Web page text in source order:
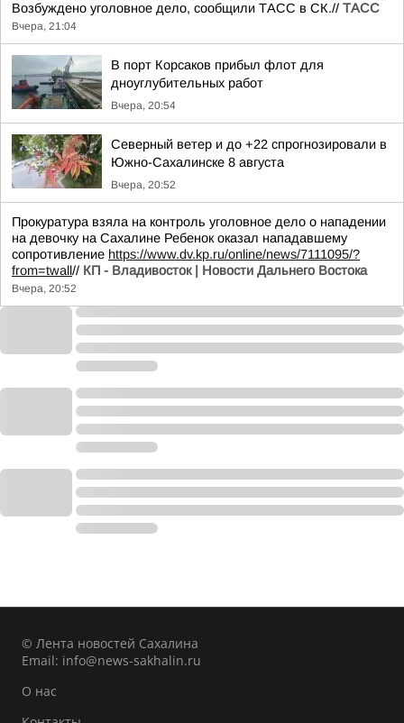
Возбуждено уголовное дело, сообщили ТАСС в СК.// ТАСС
Вчера, 21:04
В порт Корсаков прибыл флот для
дноуглубительных работ
Вчера, 20:54
Северный ветер и до +22 спрогнозировали в
Южно-Сахалинске 8 августа
Вчера, 20:52
Прокуратура взяла на контроль уголовное дело о нападении
на девочку на Сахалине Ребенок оказал нападавшему
сопротивление https://www.dv.kp.ru/online/news/7111095/?
from=twall// КП - Владивосток | Новости Дальнего Востока
Вчера, 20:52
© Лента новостей Сахалина
Email: info@news-sakhalin.ru
О нас